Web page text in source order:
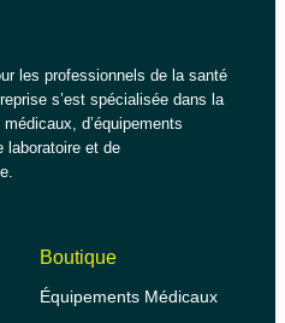
les professionnels de la santé
s’est spécialisée dans la
d’équipements
laboratoire et de
Boutique
Équipements Médicaux